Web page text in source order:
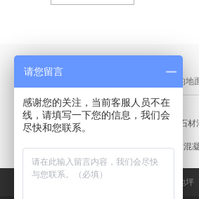
产品采购直通车
做中国最硬的地坪，金石特钢化您的地
混凝土表面增强剂 石
混凝土润色剂 混
钢化地坪
请您留言
感谢您的关注，当前客服人员不在
线，请填写一下您的信息，我们会
尽快和您联系。